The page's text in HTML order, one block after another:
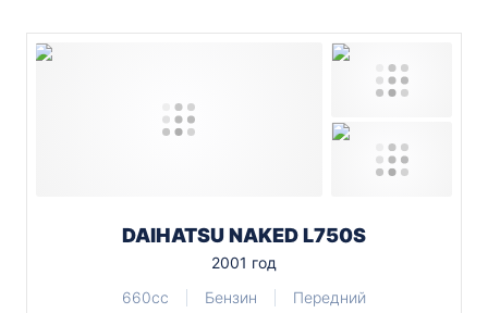
DAIHATSU NAKED L750S
2001 год
660cc
Бензин Передний